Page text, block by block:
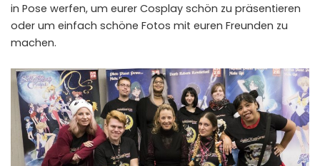
in Pose werfen, um eurer Cosplay schön zu präsentieren
oder um einfach schöne Fotos mit euren Freunden zu
machen.